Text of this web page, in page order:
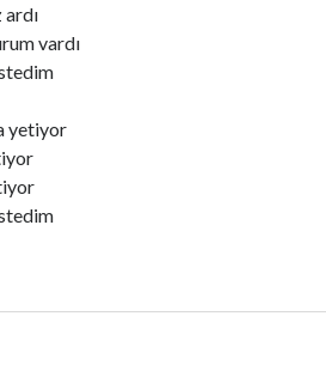
vardı
yetiyor